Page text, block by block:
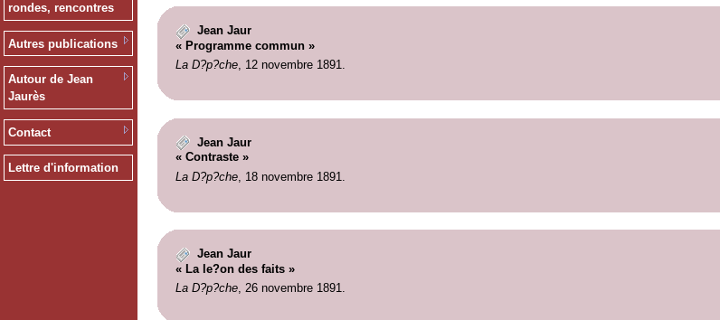
rondes, rencontres
Autres publications
Autour de Jean
Jaurès
Contact
Lettre d'information
Jean Jaur
« Programme commun »
La D?p?che, 12 novembre 1891.
Jean Jaur
« Contraste »
La D?p?che, 18 novembre 1891.
Jean Jaur
« La le?on des faits »
La D?p?che, 26 novembre 1891.